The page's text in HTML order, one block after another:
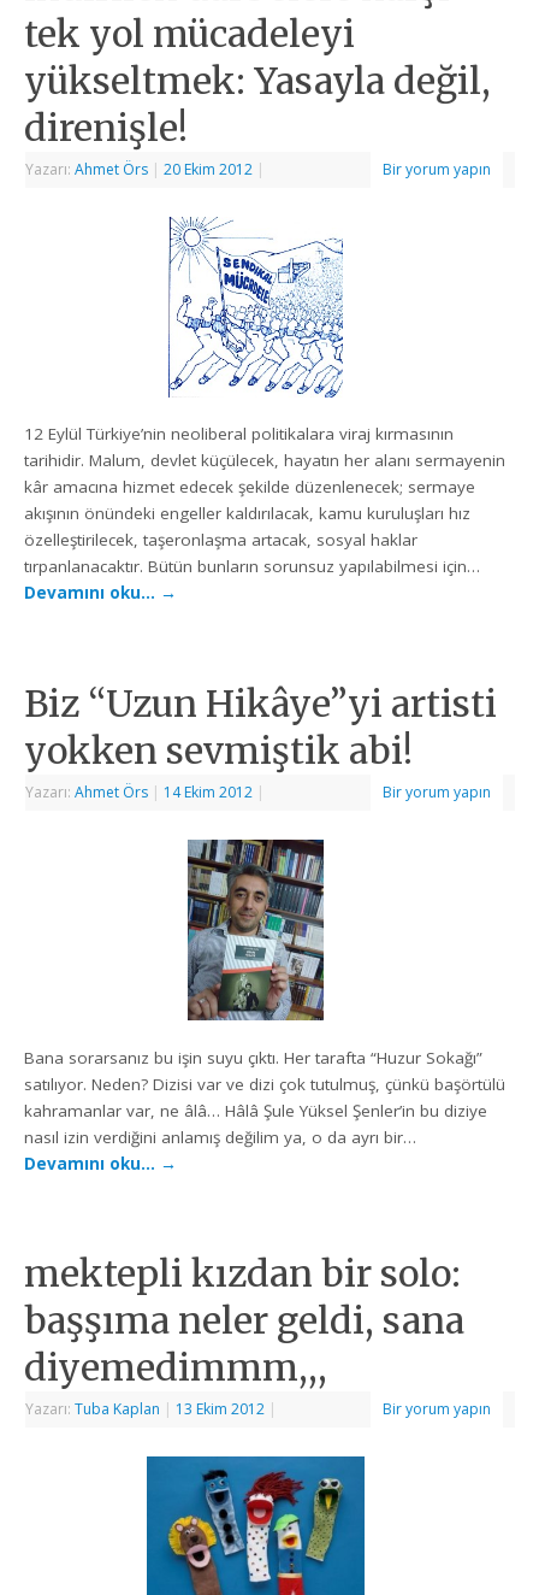
tek yol mücadeleyi
yükseltmek: Yasayla değil,
direnişle!
Yazarı:Ahmet Örs | 20 Ekim 2012 | Bir yorum yapın
12 Eylül Türkiye’nin neoliberal politikalara viraj kırmasının
tarihidir. Malum, devlet küçülecek, hayatın her alanı sermayenin
kâr amacına hizmet edecek şekilde düzenlenecek; sermaye
akışının önündeki engeller kaldırılacak, kamu kuruluşları hız
özelleştirilecek, taşeronlaşma artacak, sosyal haklar
tırpanlanacaktır. Bütün bunların sorunsuz yapılabilmesi için…
Devamını oku… →
Biz “Uzun Hikâye”yi artisti
yokken sevmiştik abi!
Yazarı:Ahmet Örs | 14 Ekim 2012 | Bir yorum yapın
Bana sorarsanız bu işin suyu çıktı. Her tarafta “Huzur Sokağı”
satılıyor. Neden? Dizisi var ve dizi çok tutulmuş, çünkü başörtülü
kahramanlar var, ne âlâ… Hâlâ Şule Yüksel Şenler’in bu diziye
nasıl izin verdiğini anlamış değilim ya, o da ayrı bir…
Devamını oku… →
mektepli kızdan bir solo:
başşıma neler geldi, sana
diyemedimmm,,,
Yazarı:Tuba Kaplan | 13 Ekim 2012 | Bir yorum yapın